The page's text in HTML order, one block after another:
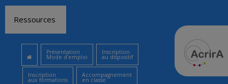
contenu
Ressources
Présentation
Mode d’emploi
Inscription
au dispositif
Inscription
aux formations
Accompagnement
en classe